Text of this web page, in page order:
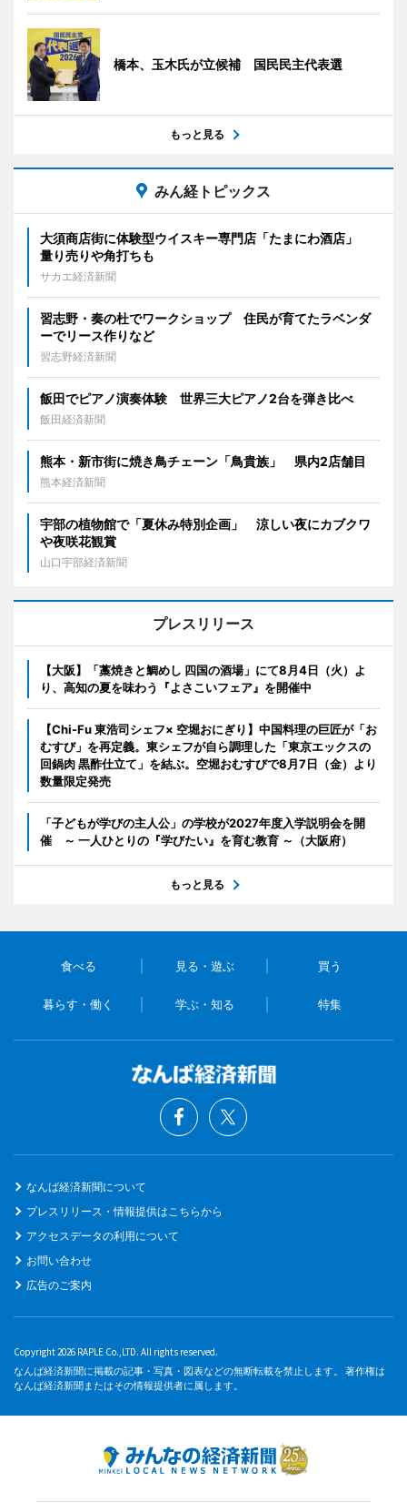
橋本、玉木氏が立候補 国民民主代表選
もっと見る
みん経トピックス
大須商店街に体験型ウイスキー専門店「たまにわ酒店」
量り売りや角打ちも
サカエ経済新聞
習志野・奏の杜でワークショップ 住民が育てたラベンダ
ーでリース作りなど
習志野経済新聞
飯田でピアノ演奏体験 世界三大ピアノ2台を弾き比べ
飯田経済新聞
熊本・新市街に焼き鳥チェーン「鳥貴族」 県内2店舗目
熊本経済新聞
宇部の植物館で「夏休み特別企画」 涼しい夜にカブクワ
や夜咲花観賞
山口宇部経済新聞
プレスリリース
【大阪】「藁焼きと鯛めし 四国の酒場」にて8月4日（火）よ
り、高知の夏を味わう『よさこいフェア』を開催中
【Chi-Fu 東浩司シェフ× 空堀おにぎり】中国料理の巨匠が「お
むすび」を再定義。東シェフが自ら調理した「東京エックスの
回鍋肉 黒酢仕立て」を結ぶ。空堀おむすびで8月7日（金）より
数量限定発売
「子どもが学びの主人公」の学校が2027年度入学説明会を開
催 ～ 一人ひとりの『学びたい』を育む教育 ～（大阪府）
もっと見る
食べる 見る・遊ぶ 買う
暮らす・働く 学ぶ・知る 特集
なんば経済新聞について
プレスリリース・情報提供はこちらから
アクセスデータの利用について
お問い合わせ
広告のご案内
Copyright 2026 RAPLE Co.,LTD. All rights reserved.
なんば経済新聞に掲載の記事・写真・図表などの無断転載を禁止します。 著作権は
なんば経済新聞またはその情報提供者に属します。